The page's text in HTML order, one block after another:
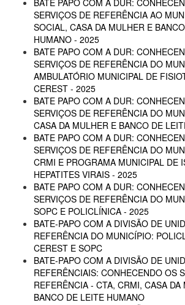
BATE PAPO COM A DUR:
SERVIÇOS DE REFERÊNCIA AO
SOCIAL, CASA DA MULHER E
HUMANO - 2025
BATE PAPO COM A DUR:
SERVIÇOS DE REFERÊNCIA DO
AMBULATÓRIO MUNICIPAL DE
CEREST - 2025
BATE PAPO COM A DUR:
SERVIÇOS DE REFERÊNCIA DO
CASA DA MULHER E BANCO DE
BATE PAPO COM A DUR:
SERVIÇOS DE REFERÊNCIA DO
CRMI E PROGRAMA MUNICIPAL DE
HEPATITES VIRAIS - 2025
BATE PAPO COM A DUR:
SERVIÇOS DE REFERÊNCIA DO
SOPC E POLICLÍNICA - 2025
BATE-PAPO COM A DIVISÃO DE
REFERÊNCIA DO MUNICÍPIO:
CEREST E SOPC
BATE-PAPO COM A DIVISÃO DE
REFERÊNCIAIS: CONHECENDO OS
REFERÊNCIA - CTA, CRMI, CASA DA
BANCO DE LEITE HUMANO